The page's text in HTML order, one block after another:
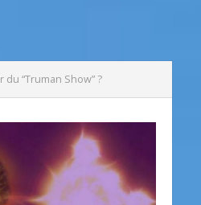
“Truman Show” ?